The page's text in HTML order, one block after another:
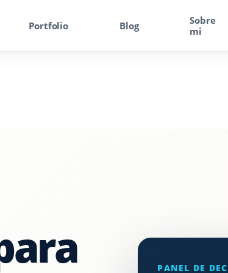
SEO Técnico
Solicitar
Portfolio Blog
Sobre
mi
PANEL DE